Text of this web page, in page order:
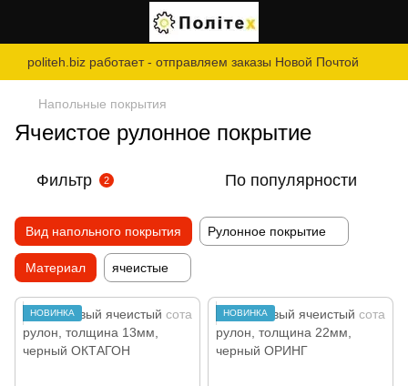
politeh.biz работает - отправляем заказы Новой Почтой
Напольные покрытия
Ячеистое рулонное покрытие
Фильтр 2 По популярности
Вид напольного покрытия Рулонное покрытие
Материал ячеистые
НОВИНКА НОВИНКА